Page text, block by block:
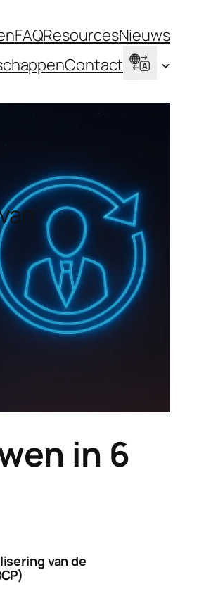
FAQResourcesNieuws
Contact
in 6
van de